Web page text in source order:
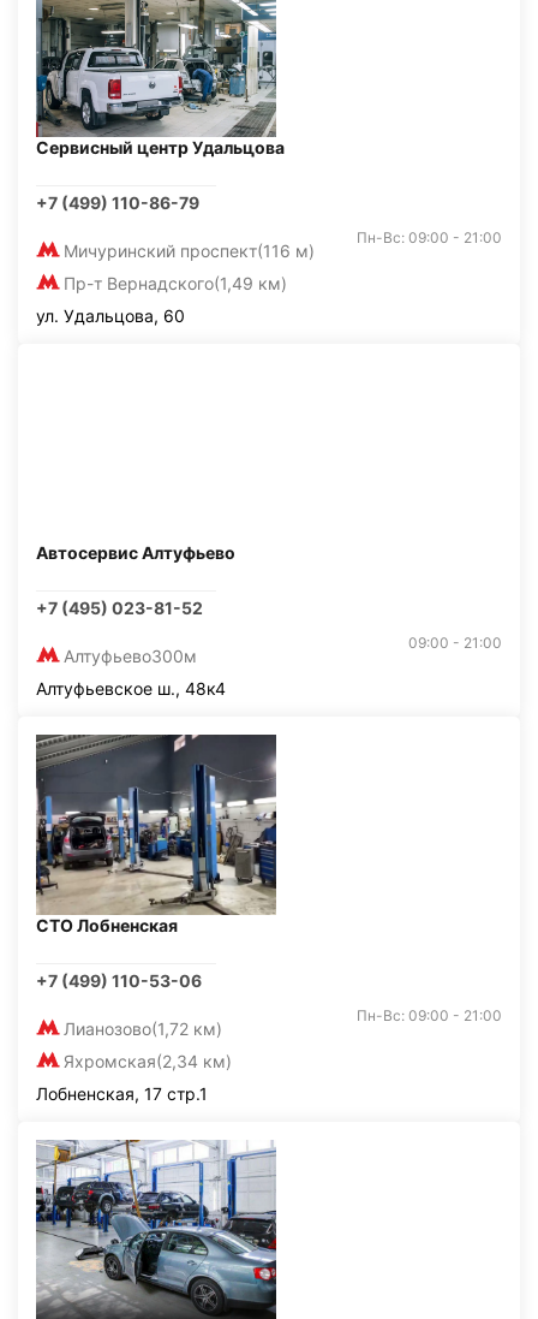
Сервисный центр Удальцова
+7 (499) 110-86-79
Мичуринский проспект(116 м)
Пр-т Вернадского(1,49 км)
Пн-Вс: 09:00 - 21:00
ул. Удальцова, 60
Автосервис Алтуфьево
+7 (495) 023-81-52
Алтуфьево300м
09:00 - 21:00
Алтуфьевское ш., 48к4
СТО Лобненская
+7 (499) 110-53-06
Лианозово(1,72 км)
Яхромская(2,34 км)
Пн-Вс: 09:00 - 21:00
Лобненская, 17 стр.1